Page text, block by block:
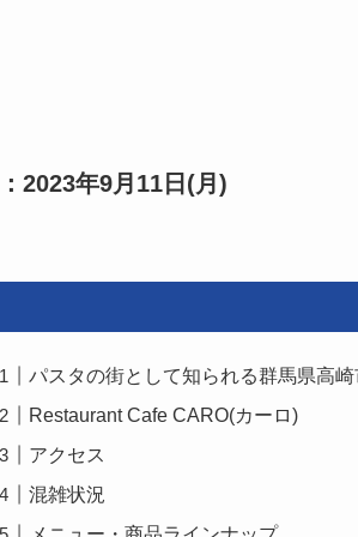
2023年9月11日(月)
パスタの街として知られる群馬県高
Restaurant Cafe CARO(カーロ)
アクセス
混雑状況